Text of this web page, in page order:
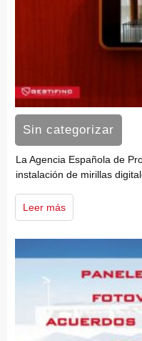
Sin categorizar
La Agencia Española de
instalación de mirillas
Leer más